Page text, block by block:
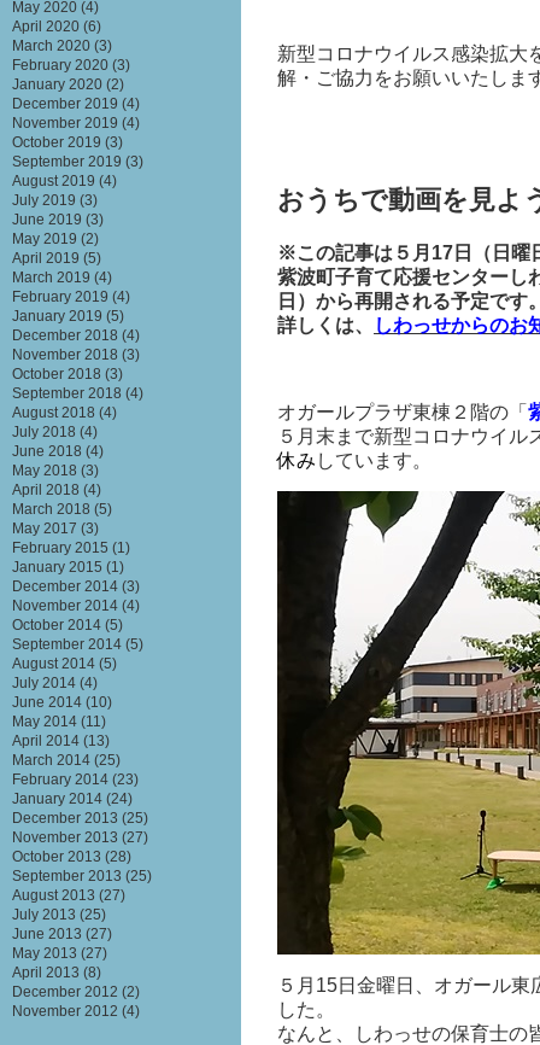
新型コロナウイルス感染拡大
解・ご協力をお願いいたしま
おうちで動画を見よ
※この記事は５月17日（日曜
紫波町子育て応援センターし
日）から再開される予定です
詳しくは、
しわっせからのお
オガールプラザ東棟２階の「
５月末まで新型コロナウイル
休み しています。
５月15日金曜日、オガール
した。
なんと、しわっせの保育士の
May 2020 (4)
April 2020 (6)
March 2020 (3)
February 2020 (3)
January 2020 (2)
December 2019 (4)
November 2019 (4)
October 2019 (3)
September 2019 (3)
August 2019 (4)
July 2019 (3)
June 2019 (3)
May 2019 (2)
April 2019 (5)
March 2019 (4)
February 2019 (4)
January 2019 (5)
December 2018 (4)
November 2018 (3)
October 2018 (3)
September 2018 (4)
August 2018 (4)
July 2018 (4)
June 2018 (4)
May 2018 (3)
April 2018 (4)
March 2018 (5)
May 2017 (3)
February 2015 (1)
January 2015 (1)
December 2014 (3)
November 2014 (4)
October 2014 (5)
September 2014 (5)
August 2014 (5)
July 2014 (4)
June 2014 (10)
May 2014 (11)
April 2014 (13)
March 2014 (25)
February 2014 (23)
January 2014 (24)
December 2013 (25)
November 2013 (27)
October 2013 (28)
September 2013 (25)
August 2013 (27)
July 2013 (25)
June 2013 (27)
May 2013 (27)
April 2013 (8)
December 2012 (2)
November 2012 (4)